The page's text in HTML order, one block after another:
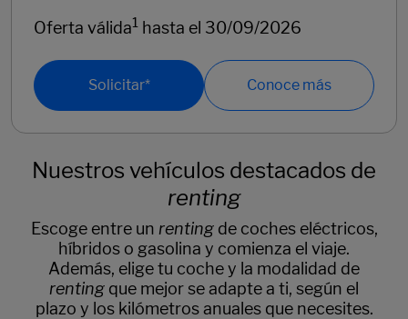
Oferta válida1 hasta el 30/09/2026
Solicitar* Conoce más
Nuestros vehículos destacados de
renting
Escoge entre un renting de coches eléctricos,
híbridos o gasolina y comienza el viaje.
Además, elige tu coche y la modalidad de
renting que mejor se adapte a ti, según el
plazo y los kilómetros anuales que necesites.